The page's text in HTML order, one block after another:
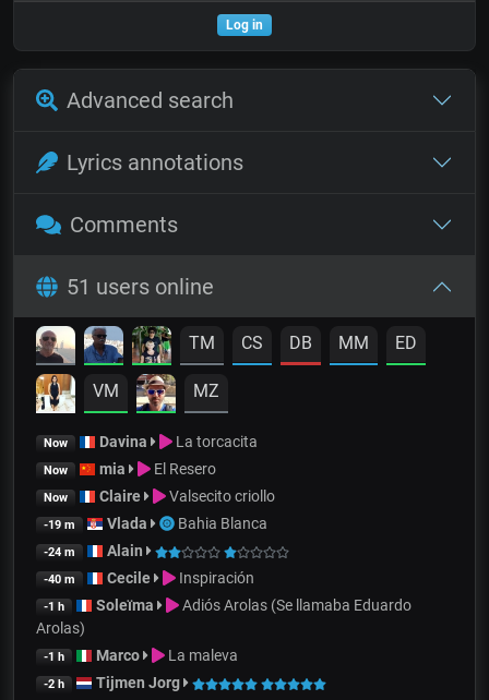
Log in
Advanced search
Lyrics annotations
Comments
51 users online
TM CS DB MM ED
VM MZ
Now Davina La torcacita
Now mia El Resero
Now Claire Valsecito criollo
-19 m Vlada Bahia Blanca
-24 m Alain
-40 m Cecile Inspiración
-1 h Soleïma
Adiós Arolas (Se llamaba Eduardo
Arolas)
-1 h Marco La maleva
-2 h Tijmen Jorg